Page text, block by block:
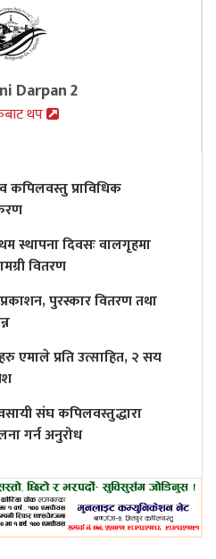
Darpan 2
थप
कपिलवस्तु प्राविधिक
स्थापना दिवसः वालगृहमा
वितरण
पुरस्कार वितरण तथा
एमाले प्रति उत्साहित, २ सय
संघ कपिलवस्तुद्धारा
गर्न अनुरोध